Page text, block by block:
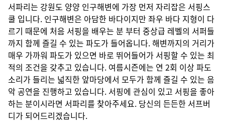
서파리는 강원도 양양 인구해변에 가장 먼저 자리잡은 서핑스
쿨 입니다. 인구해변은 아담한 바다이지만 좌우 바다 지형이 다
르기 때문에 처음 서핑을 배우는 분 부터 중상급 레벨의 서퍼들
까지 함께 즐길 수 있는 파도가 들어옵니다. 해변까지의 거리가
매우 가까워 파도가 있으면 바로 뛰어들어가 서핑할 수 있는 최
적의 조건을 갖추고 있습니다. 여름시즌에는 연 2회 이상 파도
소리가 들리는 넓직한 앞마당에서 모두가 함께 즐길 수 있는 음
악 공연을 진행하고 있습니다. 서핑에 관심이 있고 서핑을 좋아
하는 분이시라면 서파리를 찾아주세요. 당신의 든든한 서프버
디가 되어드리겠습니다.